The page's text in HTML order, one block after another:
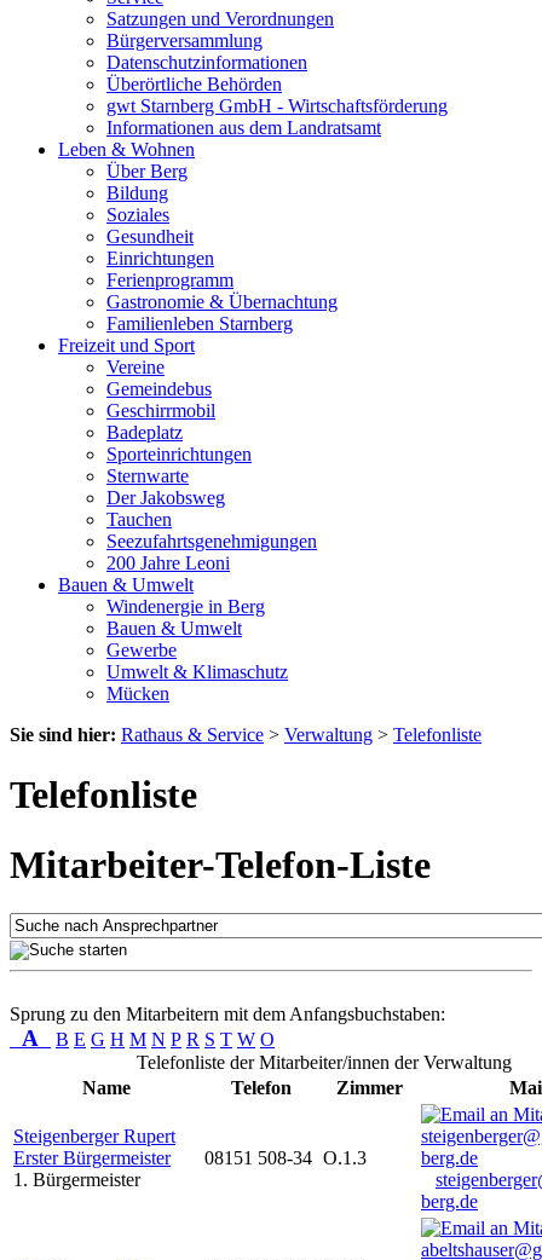
Satzungen und Verordnungen
Bürgerversammlung
Datenschutzinformationen
Überörtliche Behörden
gwt Starnberg GmbH - Wirtschaftsförderung
Informationen aus dem Landratsamt
Leben & Wohnen
Über Berg
Bildung
Soziales
Gesundheit
Einrichtungen
Ferienprogramm
Gastronomie & Übernachtung
Familienleben Starnberg
Freizeit und Sport
Vereine
Gemeindebus
Geschirrmobil
Badeplatz
Sporteinrichtungen
Sternwarte
Der Jakobsweg
Tauchen
Seezufahrtsgenehmigungen
200 Jahre Leoni
Bauen & Umwelt
Windenergie in Berg
Bauen & Umwelt
Gewerbe
Umwelt & Klimaschutz
Mücken
Sie sind hier: Rathaus & Service > Verwaltung > Telefonliste
Telefonliste
Mitarbeiter-Telefon-Liste
Sprung zu den Mitarbeitern mit dem Anfangsbuchstaben:
A B E G H M N P R S T W O
Telefonliste der Mitarbeiter/innen der Verwaltung
Name
Telefon Zimmer
Steigenberger Rupert
Erster Bürgermeister
1. Bürgermeister
08151 508-34 O.1.3
berg.de